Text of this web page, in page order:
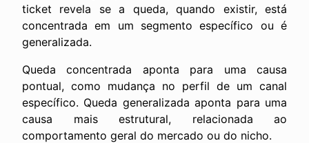
ticket revela se a queda, quando existir, está
concentrada em um segmento específico ou é
generalizada.
Queda concentrada aponta para uma causa
pontual, como mudança no perfil de um canal
específico. Queda generalizada aponta para uma
causa mais estrutural, relacionada ao
comportamento geral do mercado ou do nicho.